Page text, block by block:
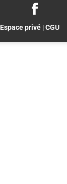
Espace privé|CGU